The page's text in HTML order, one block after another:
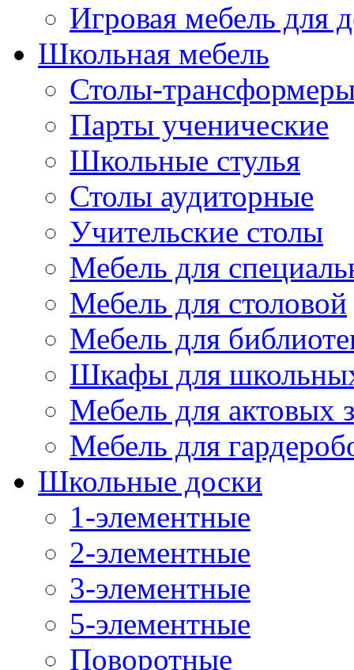
Игровая мебель для
Школьная мебель
Столы-
Парты ученические
Школьные стулья
Столы аудиторные
Учительские столы
Мебель для
Мебель для столовой
Мебель для
Шкафы для
Мебель для актовых
Мебель для
Школьные доски
1-элементные
2-элементные
3-элементные
5-элементные
Поворотные